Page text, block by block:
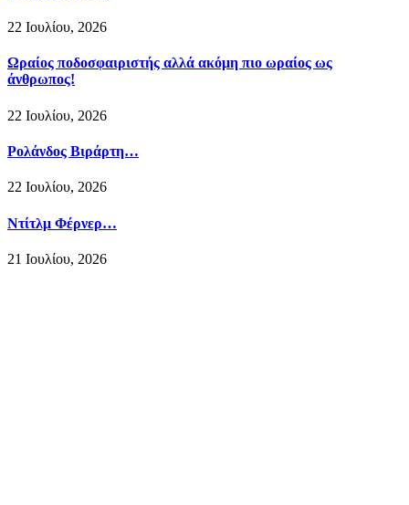
22 Ιουλίου, 2026
Ωραίος ποδοσφαιριστής αλλά ακόμη πιο ωραίος ως
άνθρωπος!
22 Ιουλίου, 2026
Ρολάνδος Βιράρτη…
22 Ιουλίου, 2026
Ντίτλμ Φέρνερ…
21 Ιουλίου, 2026